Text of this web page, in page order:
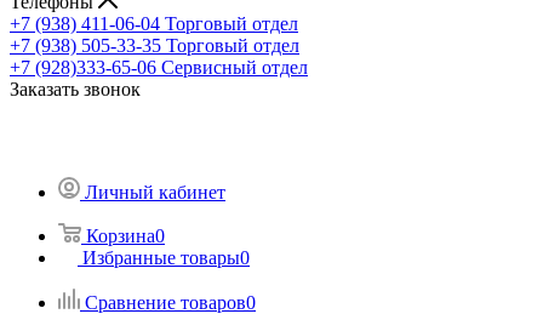
+7 (938) 411-06-04 Торговый отдел
+7 (938) 505-33-35 Торговый отдел
+7 (928)333-65-06 Сервисный отдел
Заказать звонок
Личный кабинет
Корзина0
Избранные товары0
Сравнение товаров0